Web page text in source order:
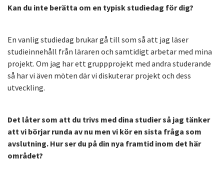
Kan du inte berätta om en typisk studiedag för dig?
En vanlig studiedag brukar gå till som så att jag läser
studieinnehåll från läraren och samtidigt arbetar med mina
projekt. Om jag har ett gruppprojekt med andra studerande
så har vi även möten där vi diskuterar projekt och dess
utveckling.
Det låter som att du trivs med dina studier så jag tänker
att vi börjar runda av nu men vi kör en sista fråga som
avslutning. Hur ser du på din nya framtid inom det här
området?